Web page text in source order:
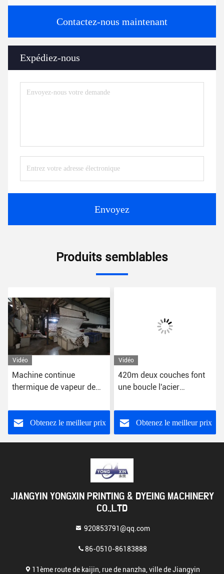
Contactez-nous maintenant
Expédiez-nous
Envoyez
Produits semblables
Vidéo
Machine continue
thermique de vapeur de
mazout pour la haute
température
Obtenez le meilleur prix
Vidéo
420m deux couches font
une boucle l'acier
machine de vapeur
Obtenez le meilleur prix
JIANGYIN YONGXIN PRINTING & DYEING MACHINERY
CO.,LTD
920853791@qq.com
86-0510-86183888
11ème route de kaijin, rue de nanzha, ville de Jiangyin